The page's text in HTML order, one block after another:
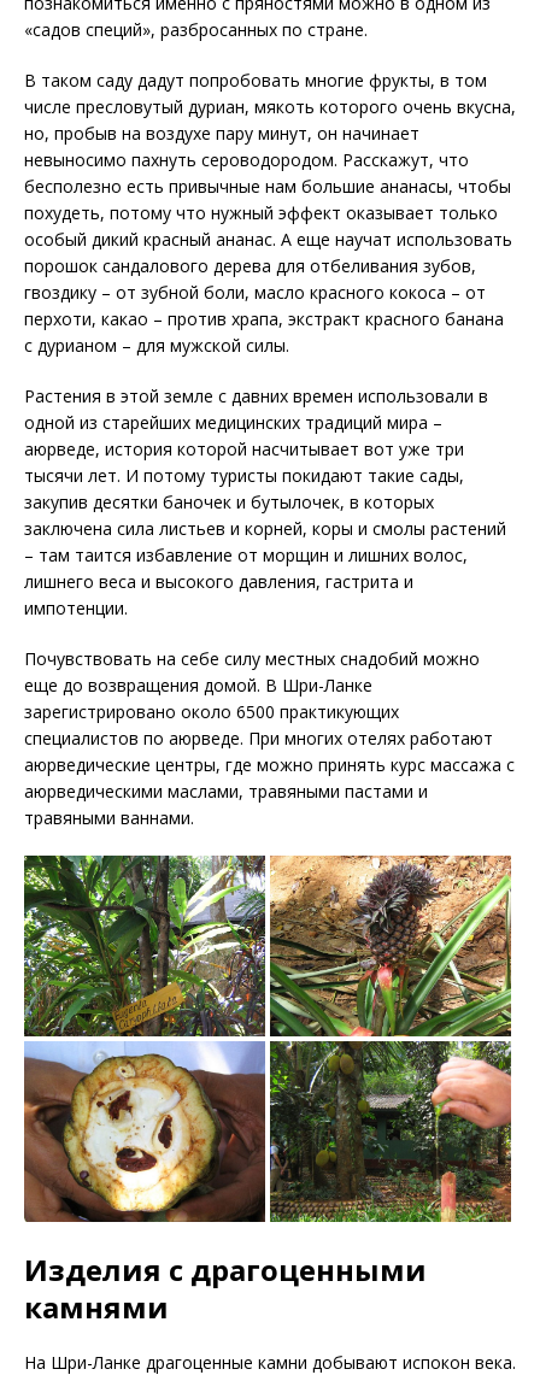
«садов специй», разбросанных по стране.
В таком саду дадут попробовать многие фрукты, в том
числе пресловутый дуриан, мякоть которого очень вкусна,
но, пробыв на воздухе пару минут, он начинает
невыносимо пахнуть сероводородом. Расскажут, что
бесполезно есть привычные нам большие ананасы, чтобы
похудеть, потому что нужный эффект оказывает только
особый дикий красный ананас. А еще научат использовать
порошок сандалового дерева для отбеливания зубов,
гвоздику – от зубной боли, масло красного кокоса – от
перхоти, какао – против храпа, экстракт красного банана
с дурианом – для мужской силы.
Растения в этой земле с давних времен использовали в
одной из старейших медицинских традиций мира –
аюрведе, история которой насчитывает вот уже три
тысячи лет. И потому туристы покидают такие сады,
закупив десятки баночек и бутылочек, в которых
заключена сила листьев и корней, коры и смолы растений
– там таится избавление от морщин и лишних волос,
лишнего веса и высокого давления, гастрита и
импотенции.
Почувствовать на себе силу местных снадобий можно
еще до возвращения домой. В Шри-Ланке
зарегистрировано около 6500 практикующих
специалистов по аюрведе. При многих отелях работают
аюрведические центры, где можно принять курс массажа с
аюрведическими маслами, травяными пастами и
травяными ваннами.
Изделия с драгоценными
камнями
На Шри-Ланке драгоценные камни добывают испокон века.